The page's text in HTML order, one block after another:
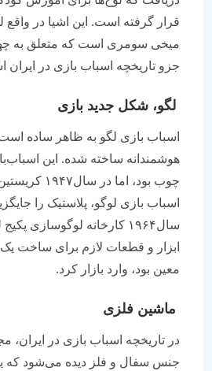
قرار گرفته است. این اشیا در واقع
میخی سومری است که متعلق به چهار
جزو تاریخچه اسباب بازی در ایران است.
لگو، شکل جدید بازی
اسباب بازی لگو به ظاهر ساده است؛ اما
هوشمندانه ساخته شده. این اسباب‌بازی در
چوب بود، اما در سال۱۹۴۷
اسباب بازی لوگو، پلاستیک را جایگزین
سال۱۹۶۴ کارخانه لوگوسازی پکیج
ابزار و قطعات لازم برای ساخت یک لگو
معین بود، وارد بازار کرد.
ماشین فلزی
در تاریخچه اسباب بازی در ایران،
جنس سفال و فلز دیده می‌شود که یادآور